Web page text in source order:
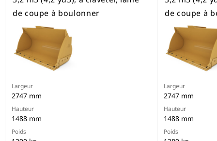
de coupe à boulonner
Largeur
2747 mm
Hauteur
1488 mm
Poids
de coupe à
Largeur
2747 mm
Hauteur
1488 mm
Poids